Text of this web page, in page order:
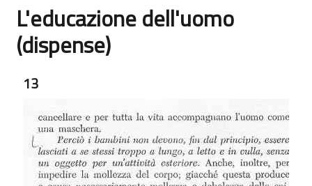
L'educazione dell'uomo
(dispense)
13